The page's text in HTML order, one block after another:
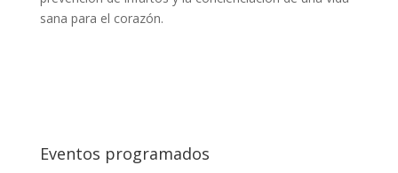
sana para el corazón.
Eventos programados